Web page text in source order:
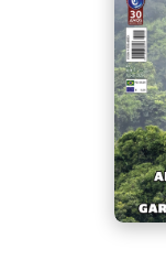
Mais lidas